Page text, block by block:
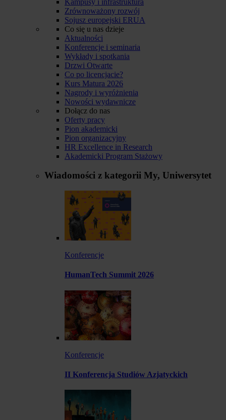
Zrównoważony rozwój
Sojusz europejski ERUA
Co się u nas dzieje
Aktualności
Konferencje i seminaria
Wykłady i spotkania
Drzwi Otwarte
Co po licencjacie?
Kurs Matura 2026
Nagrody i wyróżnienia
Nowości wydawnicze
Dołącz do nas
Oferty pracy
Pion akademicki
Pion organizacyjny
HR Excellence in Research
Akademicki Program Stażowy
Wiadomości z kategorii My, Uniwersytet
Konferencje
HumanTech Summit 2026
Konferencje
II Konferencja Studiów Azjatyckich